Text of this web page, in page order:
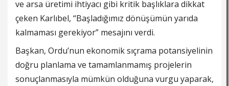
ve arsa üretimi ihtiyacı gibi kritik başlıklara dikkat
çeken Karlıbel, “Başladığımız dönüşümün yarıda
kalmaması gerekiyor” mesajını verdi.
Başkan, Ordu’nun ekonomik sıçrama potansiyelinin
doğru planlama ve tamamlanmamış projelerin
sonuçlanmasıyla mümkün olduğuna vurgu yaparak,